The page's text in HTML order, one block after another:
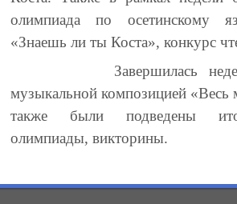
олимпиада по осетинскому
«Знаешь ли ты Коста», конкурс
Завершилась неделя
музыкальной композицией
также были подведены
олимпиады, викторины.